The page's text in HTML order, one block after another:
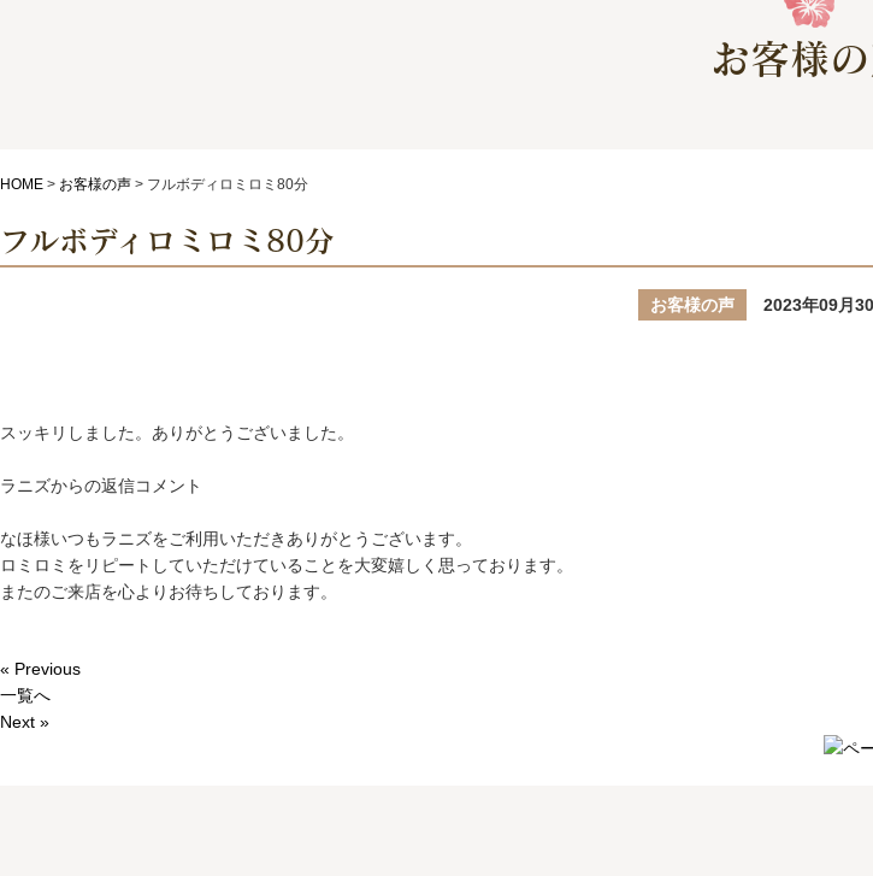
お客様
HOME > お客様の声 > フルボディロミロミ80分
フルボディロミロミ80分
お客様の声 2023年09月
スッキリしました。ありがとうございました。
ラニズからの返信コメント
なほ様 いつもラニズをご利用いただきありがとうございます。
ロミロミをリピートしていただけていることを大変嬉しく思っております。
またのご来店を心よりお待ちしております。
« Previous
一覧へ
Next »